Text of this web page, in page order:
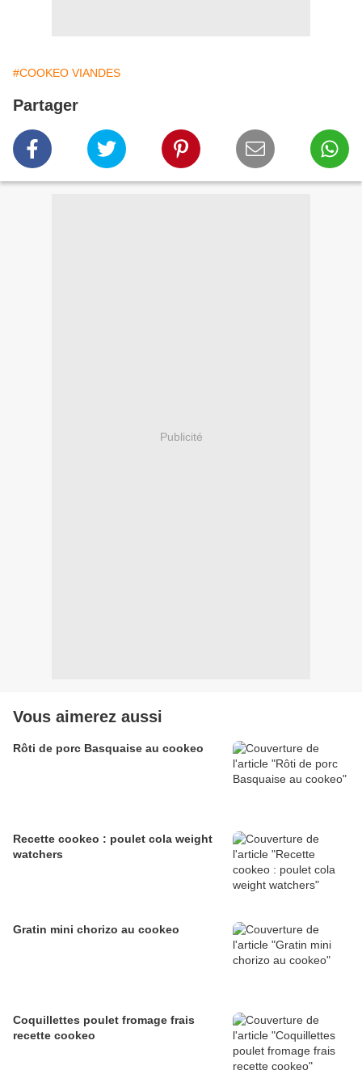
#COOKEO VIANDES
Partager
Publicité
Vous aimerez aussi
Rôti de porc Basquaise au cookeo
Recette cookeo : poulet cola weight
watchers
Gratin mini chorizo au cookeo
Coquillettes poulet fromage frais
recette cookeo